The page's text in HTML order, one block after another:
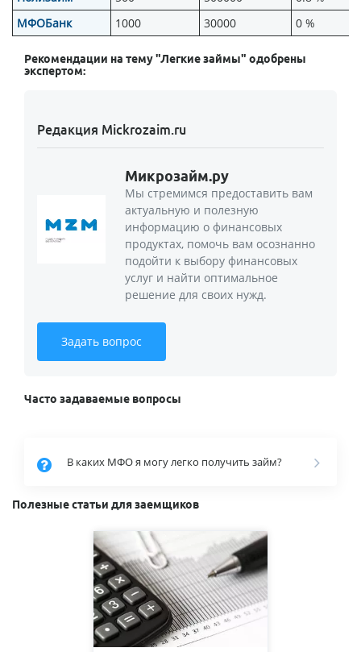
МФОБанк
1000 30000 0 %
Рекомендации на тему "Легкие займы" одобрены
экспертом:
Редакция Mickrozaim.ru
Микрозайм.ру
Мы стремимся предоставить вам
актуальную и полезную
информацию о финансовых
продуктах, помочь вам осознанно
подойти к выбору финансовых
услуг и найти оптимальное
решение для своих нужд.
Задать вопрос
Часто задаваемые вопросы
В каких МФО я могу легко получить займ?
Полезные статьи для заемщиков